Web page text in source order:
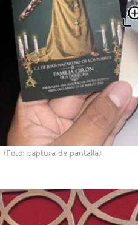
(Foto: captura de pantalla)